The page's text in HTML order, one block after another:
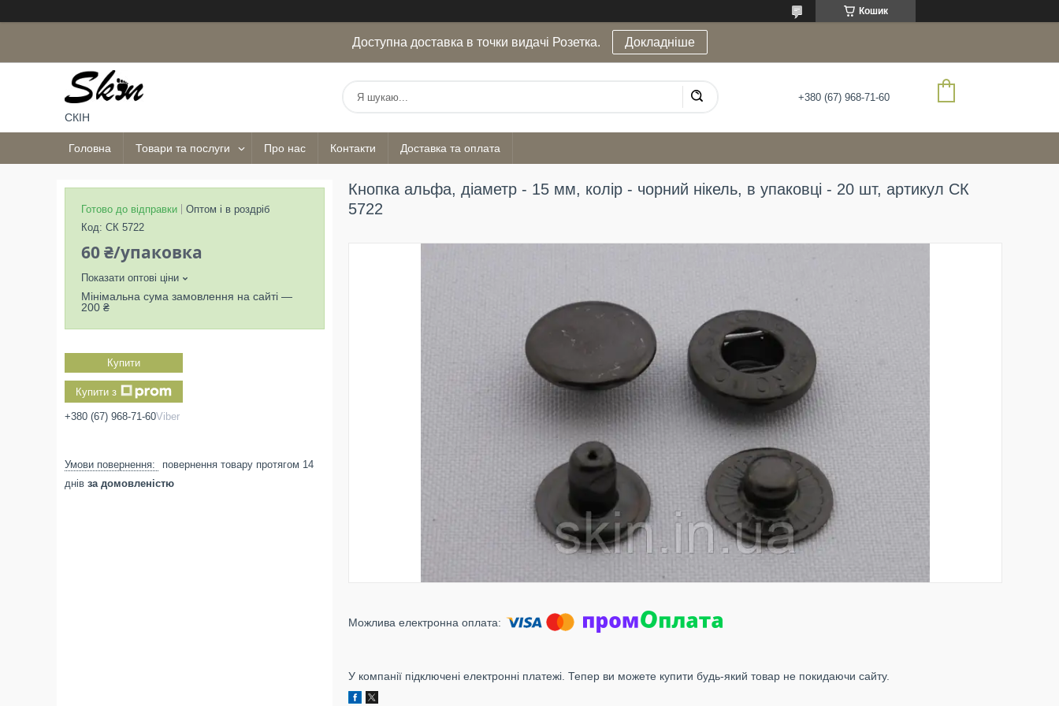
Кошик
Доступна доставка в точки видачі Розетка. Докладніше
СКІН
+380 (67) 968-71-60
Головна Товари та послуги Про нас Контакти Доставка та оплата
Кнопка альфа, діаметр - 15 мм, колір - чорний нікель, в упаковці - 20 шт, артикул СК
5722
У компанії підключені електронні платежі. Тепер ви можете купити будь-який товар не покидаючи сайту.
Готово до відправки
Оптом і в роздріб
Код: СК 5722
60 ₴/упаковка
Показати оптові ціни
Мінімальна сума замовлення на сайті —
200 ₴
Купити
Купити з
+380 (67) 968-71-60Viber
повернення товару протягом 14
днів за домовленістю